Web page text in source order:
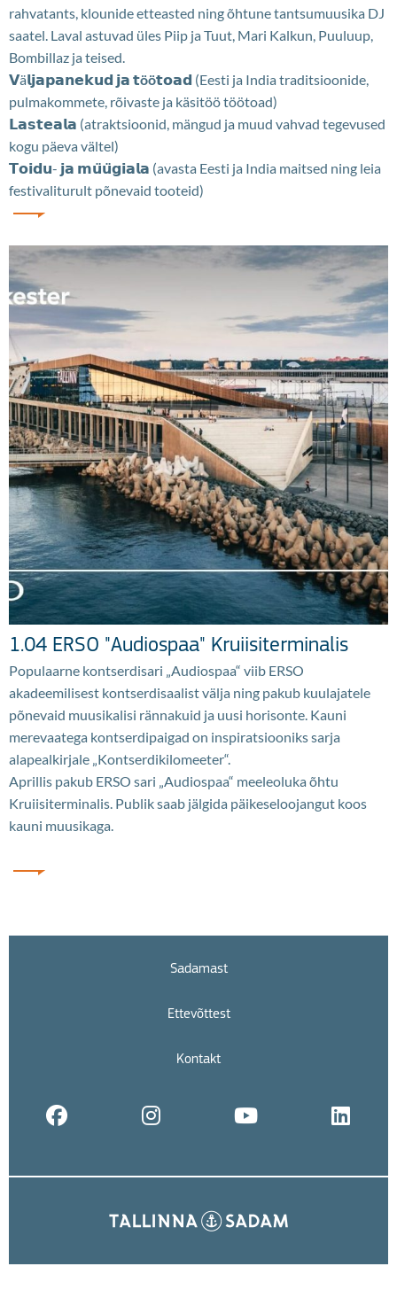
rahvatants, klounide etteasted ning õhtune tantsumuusika DJ
saatel. Laval astuvad üles Piip ja Tuut, Mari Kalkun, Puuluup,
Bombillaz ja teised.
𝗩ä𝗹𝗷𝗮𝗽𝗮𝗻𝗲𝗸𝘂𝗱 𝗷𝗮 𝘁öö𝘁𝗼𝗮𝗱 (Eesti ja India traditsioonide,
pulmakommete, rõivaste ja käsitöö töötoad)
𝗟𝗮𝘀𝘁𝗲𝗮𝗹𝗮 (atraktsioonid, mängud ja muud vahvad tegevused
kogu päeva vältel)
𝗧𝗼𝗶𝗱𝘂- 𝗷𝗮 𝗺𝘂̈𝘂̈𝗴𝗶𝗮𝗹𝗮 (avasta Eesti ja India maitsed ning leia
festivaliturult põnevaid tooteid)
1.04 ERSO "Audiospaa" Kruiisiterminalis
Populaarne kontserdisari „Audiospaa“ viib ERSO
akadeemilisest kontserdisaalist välja ning pakub kuulajatele
põnevaid muusikalisi rännakuid ja uusi horisonte. Kauni
merevaatega kontserdipaigad on inspiratsiooniks sarja
alapealkirjale „Kontserdikilomeeter“.
Aprillis pakub ERSO sari „Audiospaa“ meeleoluka õhtu
Kruiisiterminalis. Publik saab jälgida päikeseloojangut koos
kauni muusikaga.
Sadamast
Ettevõttest
Kontakt